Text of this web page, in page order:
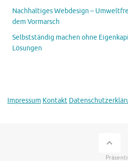
Nachhaltiges Webdesign –
dem Vormarsch
Selbstständig machen ohne
Lösungen
Impressum Kontakt